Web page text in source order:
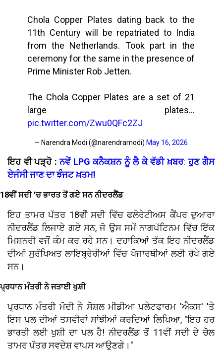
Chola Copper Plates dating back to the
11th Century will be repatriated to India
from the Netherlands. Took part in the
ceremony for the same in the presence of
Prime Minister Rob Jetten.
The Chola Copper Plates are a set of 21
large plates…
pic.twitter.com/Zwu0QFc2ZJ
— Narendra Modi (@narendramodi) May 16, 2026
ਇਹ ਵੀ ਪੜ੍ਹੋ : ਨਵੇਂ LPGਕਨੈਕਸ਼ਨ ਨੂੰ ਲੈ ਕੇ ਵੱਡੀ ਖ਼ਬਰ:ਹੁਣ ਗੈਸ
ਏਜੰਸੀ ਜਾਣ ਦਾ ਝੰਜਟ ਖ਼ਤਮ!
18ਵੀਂ ਸਦੀ 'ਚ ਭਾਰਤ ਤੋਂ ਗਏ ਸਨ ਨੀਦਰਲੈਂਡ
ਇਹ ਤਾਮਰ ਪੱਤਰ 18ਵੀਂ ਸਦੀ ਵਿੱਚ ਫਲੋਰੇਟੀਅਸ ਕੈਂਪਰ ਦੁਆਰਾ
ਨੀਦਰਲੈਂਡ ਲਿਜਾਏ ਗਏ ਸਨ, ਜੋ ਉਸ ਸਮੇਂ ਨਾਗਪੱਟਿਨਮ ਵਿੱਚ ਇੱਕ
ਮਿਸ਼ਨਰੀ ਵਜੋਂ ਕੰਮ ਕਰ ਰਹੇ ਸਨ। ਦਹਾਕਿਆਂ ਤੱਕ ਇਹ ਨੀਦਰਲੈਂਡ
ਦੀਆਂ ਸੁਰੱਖਿਅਤ ਲਾਇਬ੍ਰੇਰੀਆਂ ਵਿੱਚ ਖੋਜਾਰਥੀਆਂ ਲਈ ਰੱਖੇ ਗਏ
ਸਨ।
ਪ੍ਰਧਾਨ ਮੰਤਰੀ ਨੇ ਜਤਾਈ ਖੁਸ਼ੀ
ਪ੍ਰਧਾਨ ਮੰਤਰੀ ਮੋਦੀ ਨੇ ਸੋਸ਼ਲ ਮੀਡੀਆ ਪਲੇਟਫਾਰਮ 'ਐਕਸ' 'ਤੇ
ਇਸ ਪਲ ਦੀਆਂ ਤਸਵੀਰਾਂ ਸਾਂਝੀਆਂ ਕਰਦਿਆਂ ਲਿਖਿਆ, "ਇਹ ਹਰ
ਭਾਰਤੀ ਲਈ ਖੁਸ਼ੀ ਦਾ ਪਲ ਹੈ! ਨੀਦਰਲੈਂਡ ਤੋਂ 11ਵੀਂ ਸਦੀ ਦੇ ਚੋਲ
ਤਾਮਰ ਪੱਤਰ ਸਵਦੇਸ਼ ਵਾਪਸ ਆਉਣਗੇ।"